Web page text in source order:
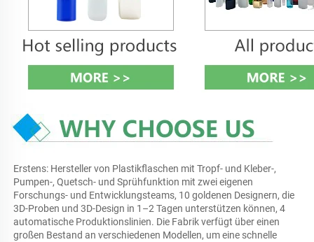
Erstens: Hersteller von Plastikflaschen mit Tropf- und Kleber-,
Pumpen-, Quetsch- und Sprühfunktion mit zwei eigenen
Forschungs- und Entwicklungsteams, 10 goldenen Designern, die
3D-Proben und 3D-Design in 1–2 Tagen unterstützen können, 4
automatische Produktionslinien. Die Fabrik verfügt über einen
großen Bestand an verschiedenen Modellen, um eine schnelle